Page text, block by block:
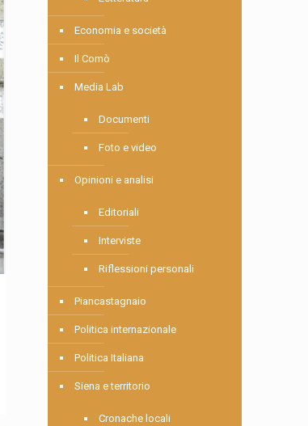
Economia e società
Il Comò
Media Lab
Documenti
Foto e video
Opinioni e analisi
Editoriali
Interviste
Riflessioni personali
Piancastagnaio
Politica internazionale
Politica Italiana
Siena e territorio
Cronache locali